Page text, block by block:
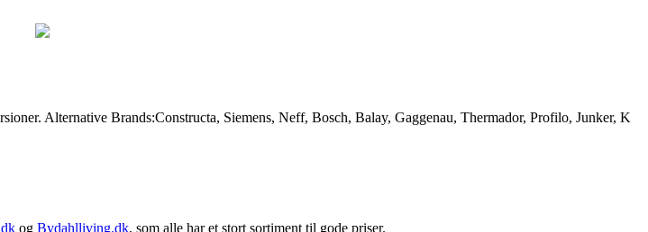
Alternative Brands:Constructa, Siemens, Neff, Bosch, Balay, Gaggenau, Thermador, Profilo, Junker, K
og Bydahlliving.dk, som alle har et stort sortiment til gode priser.